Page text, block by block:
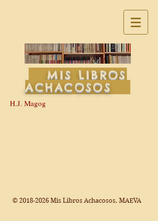
MIS LIBROS
ACHACOSOS
H.J. Magog
© 2018-2026 Mis Libros Achacosos. MAEVA